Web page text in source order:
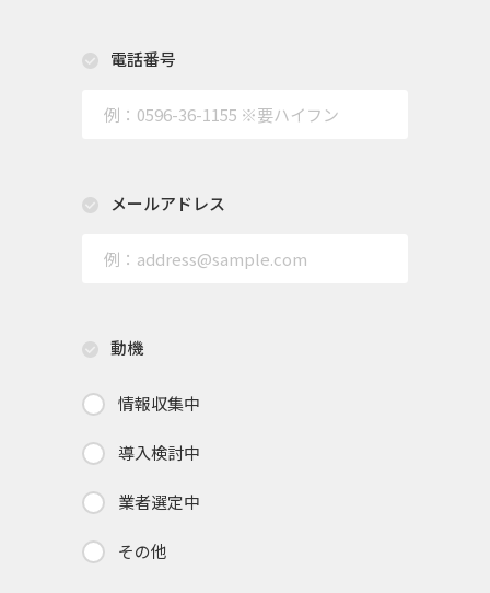
電話番号
メールアドレス
動機
情報収集中
導入検討中
業者選定中
その他